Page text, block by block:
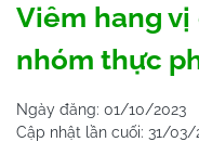
Viêm hang vị
nhóm thực
Ngày đăng: 01/10/2023
Cập nhật lần cuối: 31/03/